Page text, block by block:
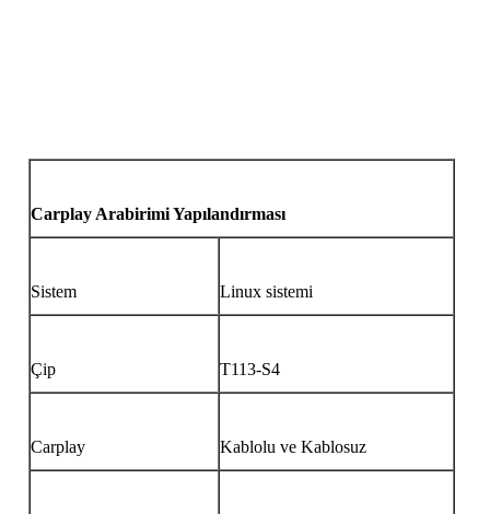
Carplay Arabirimi Yapılandırması
Sistem Linux sistemi
Çip T113-S4
Carplay Kablolu ve Kablosuz